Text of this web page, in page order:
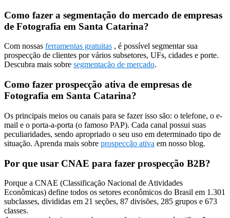
Como fazer a segmentação do mercado de empresas
de Fotografia em Santa Catarina?
Com nossas ferramentas gratuitas , é possível segmentar sua
prospecção de clientes por vários subsetores, UFs, cidades e porte.
Descubra mais sobre segmentação de mercado.
Como fazer prospecção ativa de empresas de
Fotografia em Santa Catarina?
Os principais meios ou canais para se fazer isso são: o telefone, o e-
mail e o porta-a-porta (o famoso PAP). Cada canal possui suas
peculiaridades, sendo apropriado o seu uso em determinado tipo de
situação. Aprenda mais sobre prospecção ativa em nosso blog.
Por que usar CNAE para fazer prospecção B2B?
Porque a CNAE (Classificação Nacional de Atividades
Econômicas) define todos os setores econômicos do Brasil em 1.301
subclasses, divididas em 21 seções, 87 divisões, 285 grupos e 673
classes.